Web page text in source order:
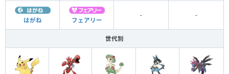
はがね フェアリー
- -
世代別